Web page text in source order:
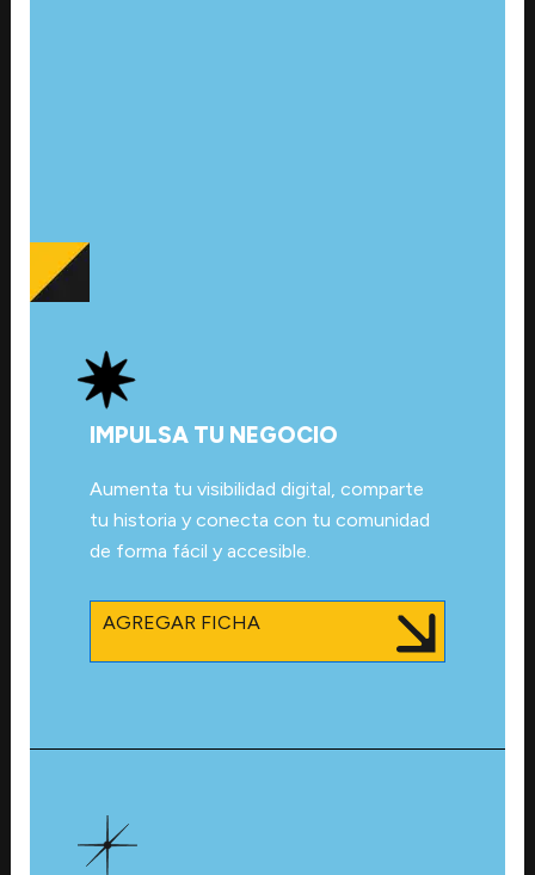
IMPULSA TU NEGOCIO
Aumenta tu visibilidad digital, comparte
tu historia y conecta con tu comunidad
de forma fácil y accesible.
AGREGAR FICHA